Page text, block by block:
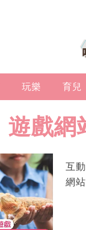
玩樂 育兒
遊戲網
互
網